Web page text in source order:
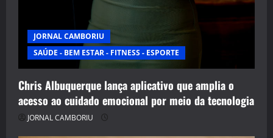
JORNAL CAMBORIU
SAÚDE - BEM ESTAR - FITNESS - ESPORTE
Chris Albuquerque lança aplicativo que amplia o
acesso ao cuidado emocional por meio da tecnologia
JORNAL CAMBORIU